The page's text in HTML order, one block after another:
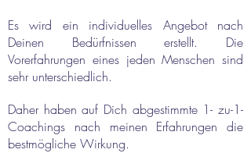
Es wird ein individuelles Angebot nach
Deinen Bedürfnissen erstellt. Die
Vorerfahrungen eines jeden Menschen sind
sehr unterschiedlich.
Daher haben auf Dich abgestimmte 1- zu-1-
Coachings nach meinen Erfahrungen die
bestmögliche Wirkung.